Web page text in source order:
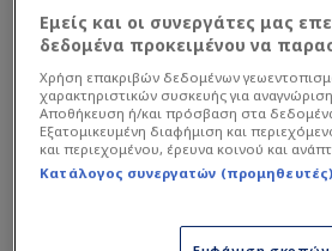
Εμείς και οι συνεργάτες μας
δεδομένα προκειμένου να
Χρήση επακριβών δεδομένων
χαρακτηριστικών συσκευής για
Αποθήκευση ή/και πρόσβαση στα
Εξατομικευμένη διαφήμιση και
και περιεχομένου, έρευνα κοινού και
Κατάλογος συνεργατών (προμηθευτές)